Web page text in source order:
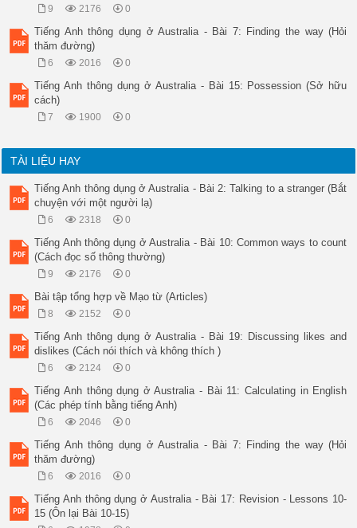
LAWRIE: What do you think of hotels in Vietnam, Graham?
GRAHAM: They're good.
LAWRIE: Sue?
SUE: On the whole I think they're very comfortable, and I
very much.
GRAHAM: Yes, I agree. I think the hotel food in Vietnam's
LAWRIE: Well, talking of food, is Hanoian food better than
What's your opinion?
GRAHAM: Hmm no in my opinion they're both marvellous!
SUE: I don't agree. Hue food's too hot for me. You always
LAWRIE: Well thank you, Sue and Graham.
SUE &
Thank you.
Part 2 - VOCABULARY (từ vựng)
Acrobats
Biểu diễn xiếc
Opera
[ 'ɔpərə ]
Scenery
[ 'si:nəri: ]
Temple
[ 'templ ]
Đền, điện, miếu
[ 'tu:m ]
Mộ, lăng
Knife and fork
Dao và nĩa
The National Library
[ ðə 'næʃnəl_'laibrəri ]
Vietnam Airlines
[ 'vjetna:m_'ɛəlainz ]
9 2176 0
Tiếng Anh thông dụng ở Australia - Bài 7: Finding the way (Hỏi
thăm đường)
6 2016 0
Tiếng Anh thông dụng ở Australia - Bài 15: Possession (Sở hữu
cách)
7 1900 0
TÀI LIỆU HAY
Tiếng Anh thông dụng ở Australia - Bài 2: Talking to a stranger (Bắt
chuyện với một người lạ)
6 2318 0
Tiếng Anh thông dụng ở Australia - Bài 10: Common ways to count
(Cách đọc số thông thường)
9 2176 0
Bài tập tổng hợp về Mạo từ (Articles)
8 2152 0
Tiếng Anh thông dụng ở Australia - Bài 19: Discussing likes and
dislikes (Cách nói thích và không thích )
6 2124 0
Tiếng Anh thông dụng ở Australia - Bài 11: Calculating in English
(Các phép tính bằng tiếng Anh)
6 2046 0
Tiếng Anh thông dụng ở Australia - Bài 7: Finding the way (Hỏi
thăm đường)
6 2016 0
Tiếng Anh thông dụng ở Australia - Bài 17: Revision - Lessons 10-
15 (Ôn lại Bài 10-15)